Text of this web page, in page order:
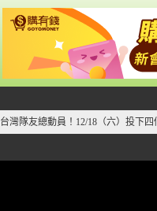
台灣隊友總動員！12/18（六）投下